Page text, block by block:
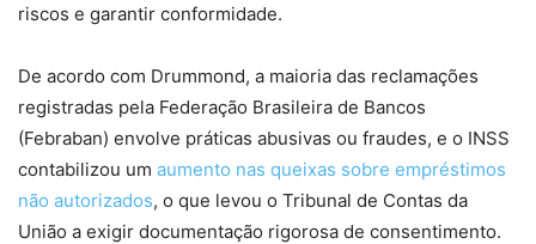
riscos e garantir conformidade.
De acordo com Drummond, a maioria das reclamações
registradas pela Federação Brasileira de Bancos
(Febraban) envolve práticas abusivas ou fraudes, e o INSS
contabilizou um aumento nas queixas sobre empréstimos
não autorizados, o que levou o Tribunal de Contas da
União a exigir documentação rigorosa de consentimento.